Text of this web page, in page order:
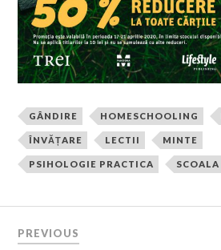
GÂNDIRE HOMESCHOOLING
ÎNVĂȚARE LECTII MINTE
PSIHOLOGIE PRACTICA SCOALA
PREVIOUS